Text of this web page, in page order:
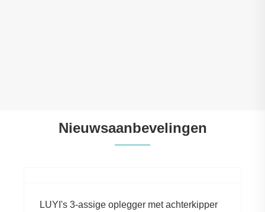
Nieuwsaanbevelingen
LUYI's 3-assige oplegger met achterkipper